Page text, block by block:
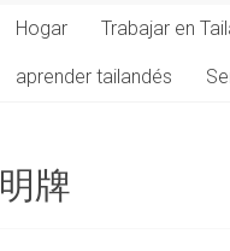
Hogar Trabajar en
aprender tailandés
明牌